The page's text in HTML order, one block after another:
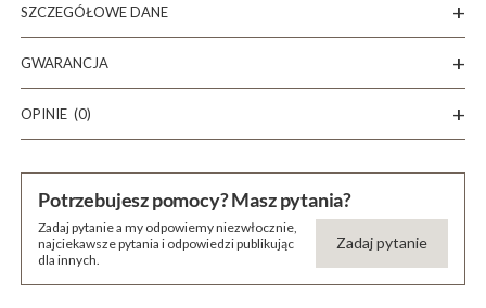
SZCZEGÓŁOWE DANE
GWARANCJA
OPINIE (0)
Potrzebujesz pomocy? Masz pytania?
Zadaj pytanie a my odpowiemy niezwłocznie,
najciekawsze pytania i odpowiedzi publikując
dla innych.
Zadaj pytanie